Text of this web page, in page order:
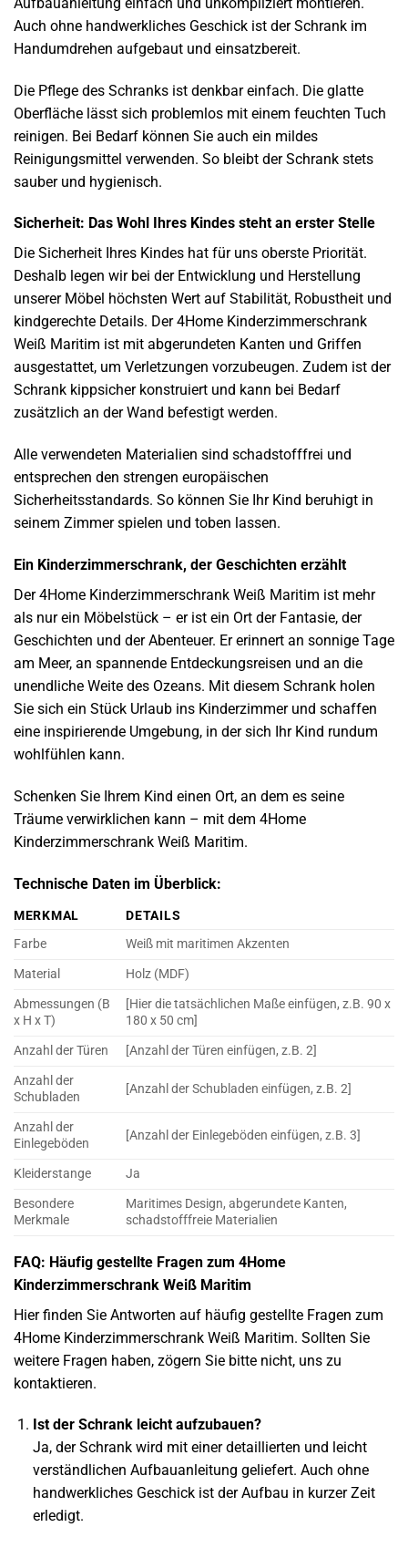
Auch ohne handwerkliches Geschick ist der Schrank im
Handumdrehen aufgebaut und einsatzbereit.
Die Pflege des Schranks ist denkbar einfach. Die glatte
Oberfläche lässt sich problemlos mit einem feuchten Tuch
reinigen. Bei Bedarf können Sie auch ein mildes
Reinigungsmittel verwenden. So bleibt der Schrank stets
sauber und hygienisch.
Sicherheit: Das Wohl Ihres Kindes steht an erster Stelle
Die Sicherheit Ihres Kindes hat für uns oberste Priorität.
Deshalb legen wir bei der Entwicklung und Herstellung
unserer Möbel höchsten Wert auf Stabilität, Robustheit und
kindgerechte Details. Der 4Home Kinderzimmerschrank
Weiß Maritim ist mit abgerundeten Kanten und Griffen
ausgestattet, um Verletzungen vorzubeugen. Zudem ist der
Schrank kippsicher konstruiert und kann bei Bedarf
zusätzlich an der Wand befestigt werden.
Alle verwendeten Materialien sind schadstofffrei und
entsprechen den strengen europäischen
Sicherheitsstandards. So können Sie Ihr Kind beruhigt in
seinem Zimmer spielen und toben lassen.
Ein Kinderzimmerschrank, der Geschichten erzählt
Der 4Home Kinderzimmerschrank Weiß Maritim ist mehr
als nur ein Möbelstück – er ist ein Ort der Fantasie, der
Geschichten und der Abenteuer. Er erinnert an sonnige Tage
am Meer, an spannende Entdeckungsreisen und an die
unendliche Weite des Ozeans. Mit diesem Schrank holen
Sie sich ein Stück Urlaub ins Kinderzimmer und schaffen
eine inspirierende Umgebung, in der sich Ihr Kind rundum
wohlfühlen kann.
Schenken Sie Ihrem Kind einen Ort, an dem es seine
Träume verwirklichen kann – mit dem 4Home
Kinderzimmerschrank Weiß Maritim.
Technische Daten im Überblick:
MERKMAL
DETAILS
Farbe
Weiß mit maritimen Akzenten
Material
Holz (MDF)
Abmessungen (B
x H x T)
[Hier die tatsächlichen Maße einfügen, z.B. 90 x
180 x 50 cm]
Anzahl der Türen
[Anzahl der Türen einfügen, z.B. 2]
Anzahl der
Schubladen
[Anzahl der Schubladen einfügen, z.B. 2]
Anzahl der
Einlegeböden
[Anzahl der Einlegeböden einfügen, z.B. 3]
Kleiderstange
Ja
Besondere
Merkmale
Maritimes Design, abgerundete Kanten,
schadstofffreie Materialien
FAQ: Häufig gestellte Fragen zum 4Home
Kinderzimmerschrank Weiß Maritim
Hier finden Sie Antworten auf häufig gestellte Fragen zum
4Home Kinderzimmerschrank Weiß Maritim. Sollten Sie
weitere Fragen haben, zögern Sie bitte nicht, uns zu
kontaktieren.
Ist der Schrank leicht aufzubauen?
Ja, der Schrank wird mit einer detaillierten und leicht
verständlichen Aufbauanleitung geliefert. Auch ohne
handwerkliches Geschick ist der Aufbau in kurzer Zeit
erledigt.